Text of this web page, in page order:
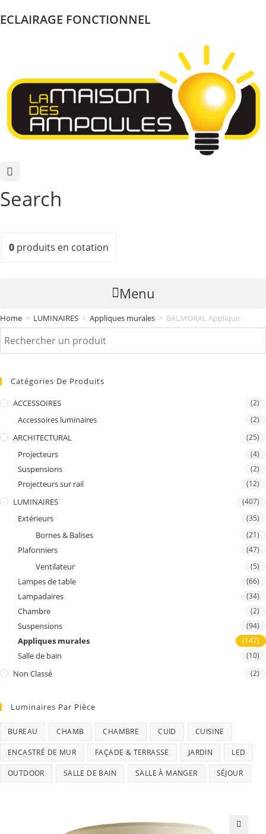
ECLAIRAGE FONCTIONNEL
Search
0 produits en cotation
Menu
Home > LUMINAIRES > Appliques murales > BALMORAL Applique
Catégories De Produits
ACCESSOIRES (2)
Accessoires luminaires (2)
ARCHITECTURAL (25)
Projecteurs (4)
Suspensions (2)
Projecteurs sur rail (12)
LUMINAIRES (407)
Extérieurs (35)
Bornes & Balises (21)
Plafonniers (47)
Ventilateur (5)
Lampes de table (66)
Lampadaires (34)
Chambre (2)
Suspensions (94)
Appliques murales (147)
Salle de bain (10)
Non Classé (2)
Luminaires Par Pièce
BUREAU CHAMB CHAMBRE CUID CUISINE
ENCASTRÉ DE MUR FAÇADE & TERRASSE JARDIN LED
OUTDOOR SALLE DE BAIN SALLE À MANGER SÉJOUR